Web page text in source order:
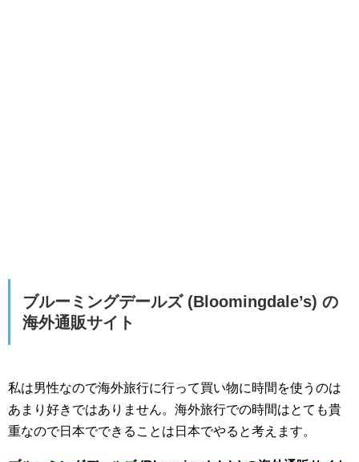
ブルーミングデールズ (Bloomingdale’s) の
海外通販サイト
私は男性なので海外旅行に行って買い物に時間を使うのは
あまり好きではありません。海外旅行での時間はとても貴
重なので日本でできることは日本でやると考えます。